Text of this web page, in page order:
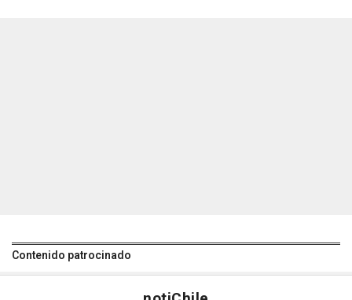
Contenido patrocinado